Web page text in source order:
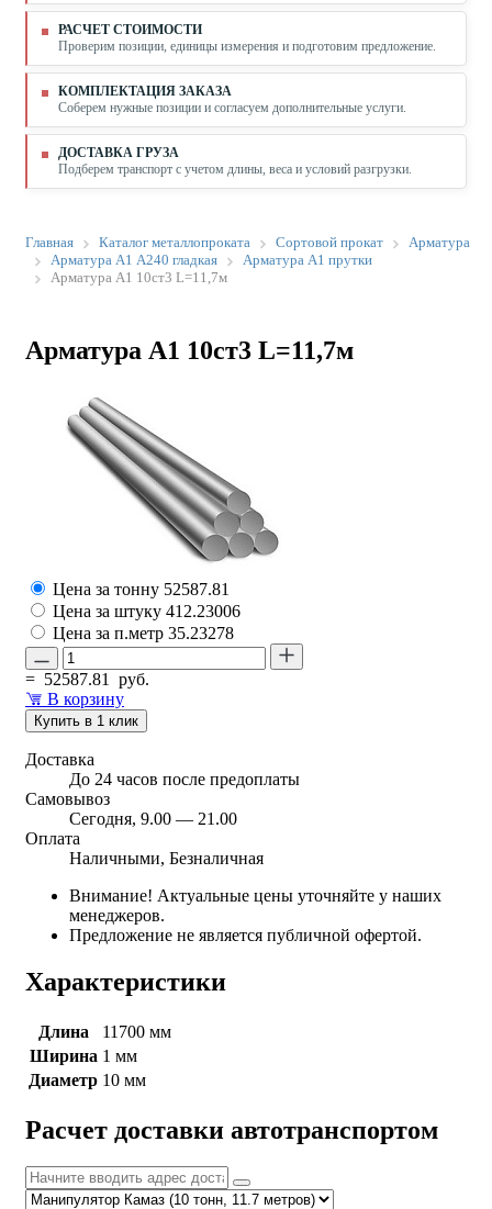
РАСЧЕТ СТОИМОСТИ
Проверим позиции, единицы измерения и подготовим предложение.
КОМПЛЕКТАЦИЯ ЗАКАЗА
Соберем нужные позиции и согласуем дополнительные услуги.
ДОСТАВКА ГРУЗА
Подберем транспорт с учетом длины, веса и условий разгрузки.
Главная Каталог металлопроката Сортовой прокат
Арматура
Арматура А1 А240 гладкая
Арматура А1 прутки
Арматура А1 10ст3 L=11,7м
Арматура А1 10ст3 L=11,7м
Цена за тонну 52587.81
Цена за штуку 412.23006
Цена за п.метр 35.23278
= 52587.81
руб.
В корзину
Купить в 1 клик
Доставка
До 24 часов после предоплаты
Самовывоз
Сегодня, 9.00 — 21.00
Оплата
Наличными, Безналичная
Внимание! Актуальные цены уточняйте у наших
менеджеров.
Предложение не является публичной офертой.
Характеристики
Длина
11700 мм
Ширина 1 мм
Диаметр 10 мм
Расчет доставки автотранспортом